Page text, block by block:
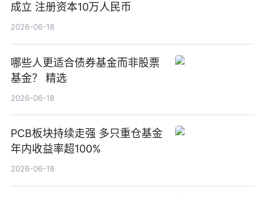
成立 注册资本10万人民币
2026-06-18
哪些人更适合债券基金而非股票
基金？ 精选
2026-06-18
PCB板块持续走强 多只重仓基金
年内收益率超100%
2026-06-18